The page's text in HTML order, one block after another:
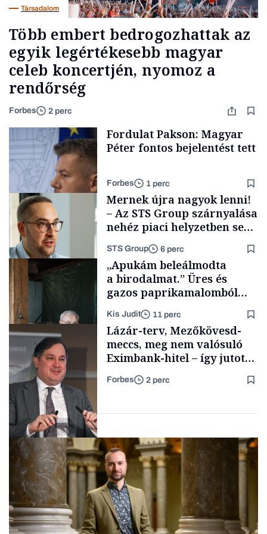
Társadalom
Több embert bedrogozhattak az
egyik legértékesebb magyar
celeb koncertjén, nyomoz a
rendőrség
Forbes 2 perc
Energia
Fordulat Pakson: Magyar
Péter fontos bejelentést tett
Forbes 1 perc
Támogatói tartalom
Mernek újra nagyok lenni!
– Az STS Group szárnyalása
nehéz piaci helyzetben sem
STS Group 6 perc
Családi
vállalkozások
„Apukám beleálmodta
a birodalmat.” Üres és
gazos paprikamalomból
lett az igazi családi
fűszersztori
Kis Judit 11 perc
Magyar cégek
Lázár-terv, Mezőkövesd-
meccs, meg nem valósuló
Eximbank-hitel – így jutott
el a bezárásig a 70 éves
téglagyár
Forbes 2 perc